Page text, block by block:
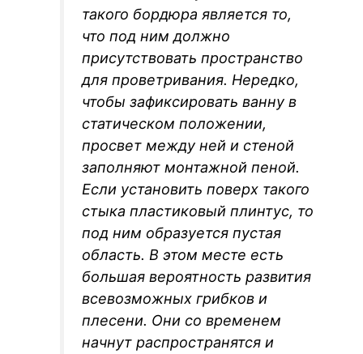
такого бордюра является то,
что под ним должно
присутствовать пространство
для проветривания. Нередко,
чтобы зафиксировать ванну в
статическом положении,
просвет между ней и стеной
заполняют монтажной пеной.
Если установить поверх такого
стыка пластиковый плинтус, то
под ним образуется пустая
область. В этом месте есть
большая вероятность развития
всевозможных грибков и
плесени. Они со временем
начнут распространятся и